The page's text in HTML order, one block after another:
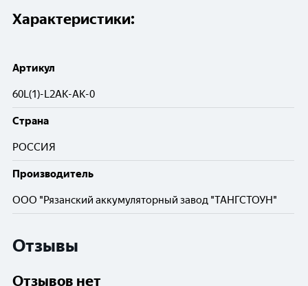
Характеристики:
Артикул
60L(1)-L2АК-АК-0
Cтрана
РОССИЯ
Производитель
ООО "Рязанский аккумуляторный завод "ТАНГСТОУН"
Отзывы
Отзывов нет